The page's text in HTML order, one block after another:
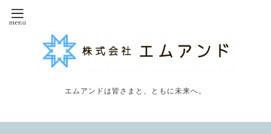
エムアンドは皆さまと、ともに未来へ。